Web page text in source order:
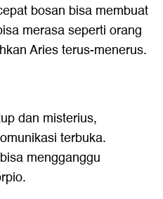
bosan bisa membuat
merasa seperti orang
Aries terus-menerus.
dan misterius,
terbuka.
mengganggu